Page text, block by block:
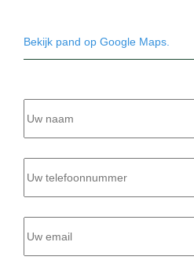
Bekijk pand op Google Maps.